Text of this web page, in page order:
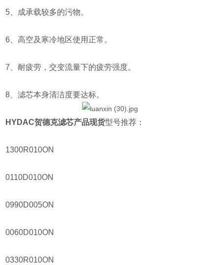
5、成承载较多的污物。
6、高空及寒冷地区使用正常。
7、耐疲劳，交变流量下的疲劳强度。
8、滤芯本身清洁度要达标。
HYDAC贺德克滤芯产品现货型号推荐：
1300R010ON
0110D010ON
0990D005ON
0060D010ON
0330R010ON